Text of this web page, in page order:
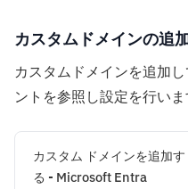
カスタムドメインの追
カスタムドメインを追加
ントを参照し設定を行いま
カスタム ドメインを追加す
る - Microsoft Entra